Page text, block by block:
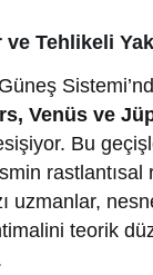
ve Tehlikeli
Güneş
Venüs ve
Bu
uzmanlar,
teorik